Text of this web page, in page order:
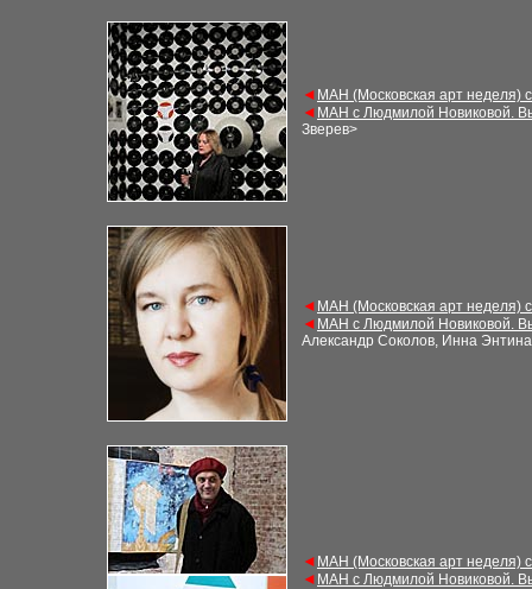
◄ МАН (Московская арт неделя)
◄ МАН с Людмилой Новиковой.
Зверев>
◄ МАН (Московская арт неделя)
◄ МАН с Людмилой Новиковой.
Александр Соколов, Инна
◄ МАН (Московская арт неделя)
◄ МАН с Людмилой Новиковой.